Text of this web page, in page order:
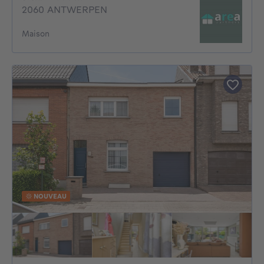
2060 ANTWERPEN
Maison
NOUVEAU